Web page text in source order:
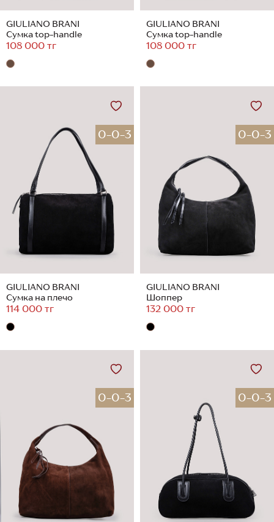
GIULIANO BRANI
Сумка top-handle
108 000 тг
GIULIANO BRANI
Сумка top-handle
108 000 тг
0-0-3
GIULIANO BRANI
Сумка на плечо
114 000 тг
0-0-3
GIULIANO BRANI
Шоппер
132 000 тг
0-0-3 0-0-3